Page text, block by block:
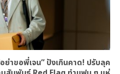
ย่าขอพี่เจน” ปังเกินคาด! ปรับลุค